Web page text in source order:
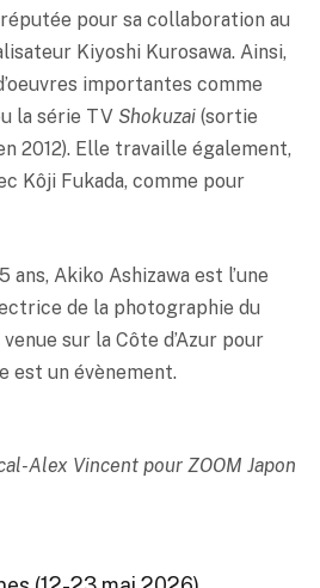
pour sa collaboration au
Kiyoshi Kurosawa. Ainsi,
importantes comme
la série TV Shokuzai (sortie
2012). Elle travaille également,
Kôji Fukada, comme pour
ans, Akiko Ashizawa est l’une
de la photographie du
sur la Côte d’Azur pour
est un évènement.
Alex Vincent pour ZOOM Japon